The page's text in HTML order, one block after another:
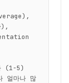
),
(1-5)
얼마나 많